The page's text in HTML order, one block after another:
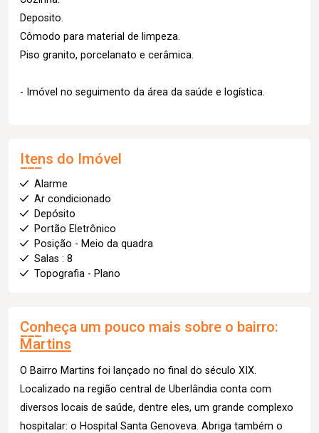
Deposito.
Cômodo para material de limpeza.
Piso granito, porcelanato e cerâmica.
- Imóvel no seguimento da área da saúde e logística.
Itens do Imóvel
Alarme
Ar condicionado
Depósito
Portão Eletrônico
Posição - Meio da quadra
Salas : 8
Topografia - Plano
Conheça um pouco mais sobre o bairro:
Martins
O Bairro Martins foi lançado no final do século XIX.
Localizado na região central de Uberlândia conta com
diversos locais de saúde, dentre eles, um grande complexo
hospitalar: o Hospital Santa Genoveva. Abriga também o